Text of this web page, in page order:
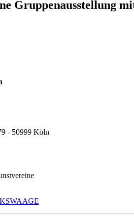
Gruppenausstellung
- 50999 Köln